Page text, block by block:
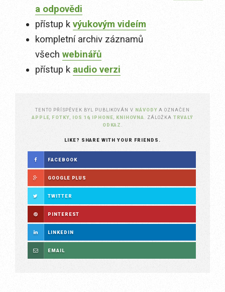
a odpovědi
přístup k výukovým videím
kompletní archiv záznamů
všech webinářů
přístup k audio verzi
TENTO PŘÍSPĚVEK BYL PUBLIKOVÁN V NÁVODY A OZNAČEN
APPLE FOTKY IOS 16, IPHONE KNIHOVNA . ZÁLOŽKA TRVALÝ
ODKAZ
LIKE? SHARE WITH YOUR FRIENDS.
FACEBOOK
GOOGLE PLUS
TWITTER
PINTEREST
LINKEDIN
EMAIL